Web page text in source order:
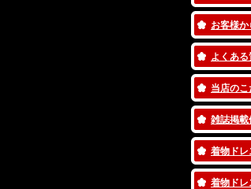
お客様
よくある
当店のこ
雑誌掲載
着物ドレ
着物ドレ